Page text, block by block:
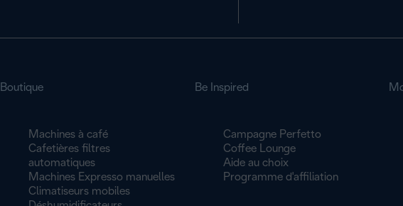
Boutique
Machines à café
Cafetières filtres
automatiques
Machines Expresso manuelles
Climatiseurs mobiles
Be Inspired
Campagne Perfetto
Coffee Lounge
Aide au choix
Programme d'affiliation